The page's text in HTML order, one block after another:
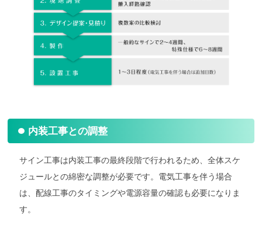
内装工事との調整
サイン工事は内装工事の最終段階で行われるため、全体スケ
ジュールとの綿密な調整が必要です。電気工事を伴う場合
は、配線工事のタイミングや電源容量の確認も必要になりま
す。